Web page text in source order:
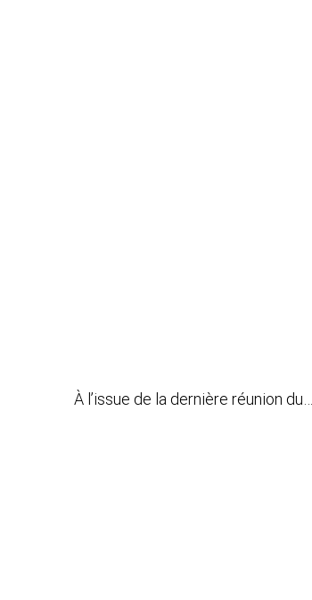
À l’issue de la dernière réunion du…